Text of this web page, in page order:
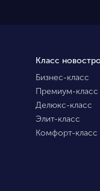
Класс
Бизнес-класс
Премиум-класс
Делюкс-класс
Элит-класс
Комфорт-класс